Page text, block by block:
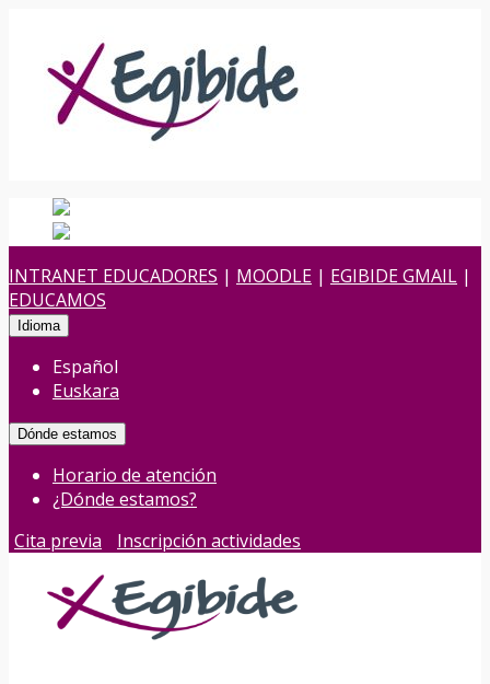
INTRANET EDUCADORES | MOODLE | EGIBIDE GMAIL |
EDUCAMOS
Idioma
Español
Euskara
Dónde estamos
Horario de atención
¿Dónde estamos?
Cita previa
Inscripción actividades